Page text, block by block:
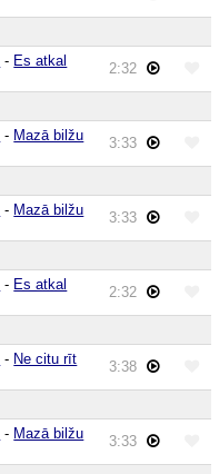
- Es atkal
2:32
- Mazā bilžu
3:33
- Mazā bilžu
3:33
- Es atkal
2:32
- Ne citu rīt 3:38
- Mazā bilžu
3:33